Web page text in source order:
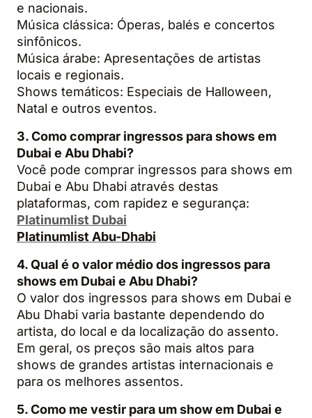
e nacionais.
Música clássica: Óperas, balés e concertos
sinfônicos.
Música árabe: Apresentações de artistas
locais e regionais.
Shows temáticos: Especiais de Halloween,
Natal e outros eventos.
3. Como comprar ingressos para shows em
Dubai e Abu Dhabi?
Você pode comprar ingressos para shows em
Dubai e Abu Dhabi através destas
plataformas, com rapidez e segurança:
Platinumlist Dubai
Platinumlist Abu-Dhabi
4. Qual é o valor médio dos ingressos para
shows em Dubai e Abu Dhabi?
O valor dos ingressos para shows em Dubai e
Abu Dhabi varia bastante dependendo do
artista, do local e da localização do assento.
Em geral, os preços são mais altos para
shows de grandes artistas internacionais e
para os melhores assentos.
5. Como me vestir para um show em Dubai e